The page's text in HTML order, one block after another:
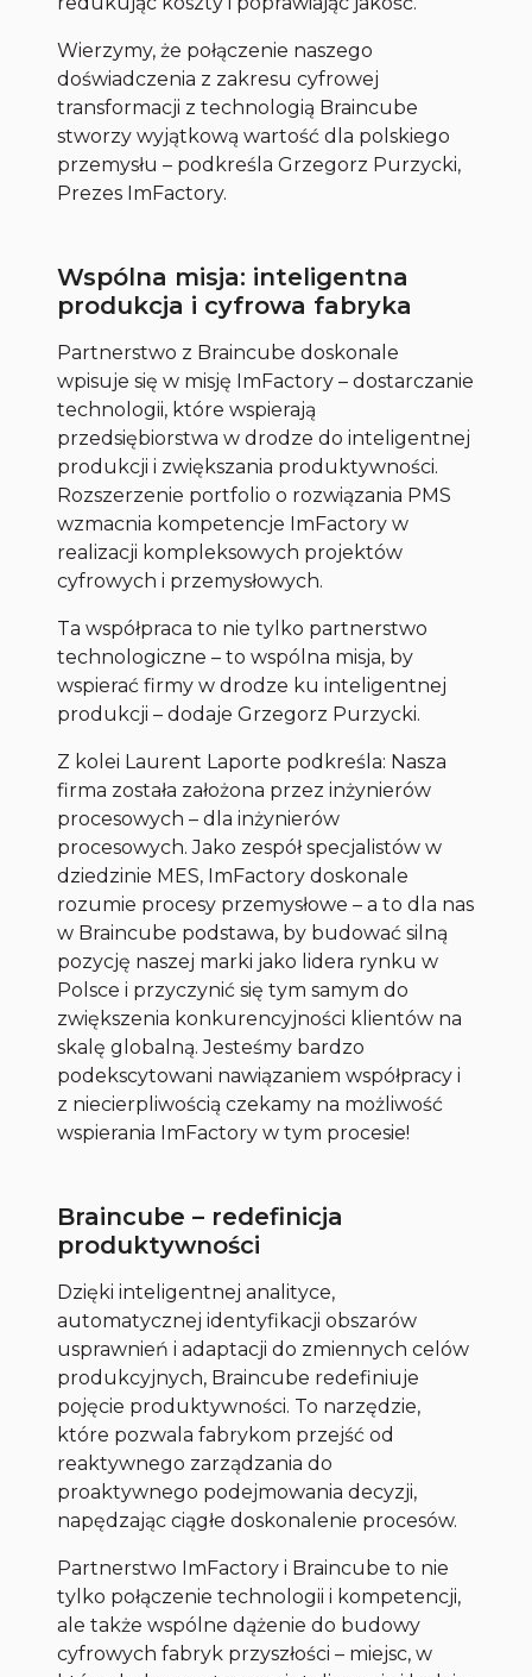
Wierzymy, że połączenie naszego
doświadczenia z zakresu cyfrowej
transformacji z technologią Braincube
stworzy wyjątkową wartość dla polskiego
przemysłu – podkreśla Grzegorz Purzycki,
Prezes ImFactory.
Wspólna misja: inteligentna
produkcja i cyfrowa fabryka
Partnerstwo z Braincube doskonale
wpisuje się w misję ImFactory – dostarczanie
technologii, które wspierają
przedsiębiorstwa w drodze do inteligentnej
produkcji i zwiększania produktywności.
Rozszerzenie portfolio o rozwiązania PMS
wzmacnia kompetencje ImFactory w
realizacji kompleksowych projektów
cyfrowych i przemysłowych.
Ta współpraca to nie tylko partnerstwo
technologiczne – to wspólna misja, by
wspierać firmy w drodze ku inteligentnej
produkcji – dodaje Grzegorz Purzycki.
Z kolei Laurent Laporte podkreśla: Nasza
firma została założona przez inżynierów
procesowych – dla inżynierów
procesowych. Jako zespół specjalistów w
dziedzinie MES, ImFactory doskonale
rozumie procesy przemysłowe – a to dla nas
w Braincube podstawa, by budować silną
pozycję naszej marki jako lidera rynku w
Polsce i przyczynić się tym samym do
zwiększenia konkurencyjności klientów na
skalę globalną. Jesteśmy bardzo
podekscytowani nawiązaniem współpracy i
z niecierpliwością czekamy na możliwość
wspierania ImFactory w tym procesie!
Braincube – redefinicja
produktywności
Dzięki inteligentnej analityce,
automatycznej identyfikacji obszarów
usprawnień i adaptacji do zmiennych celów
produkcyjnych, Braincube redefiniuje
pojęcie produktywności. To narzędzie,
które pozwala fabrykom przejść od
reaktywnego zarządzania do
proaktywnego podejmowania decyzji,
napędzając ciągłe doskonalenie procesów.
Partnerstwo ImFactory i Braincube to nie
tylko połączenie technologii i kompetencji,
ale także wspólne dążenie do budowy
cyfrowych fabryk przyszłości – miejsc, w